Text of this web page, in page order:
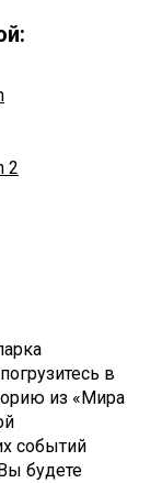
2
в
из «Мира
событий
будете